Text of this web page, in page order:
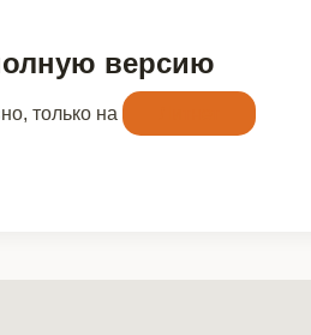
версию
только на